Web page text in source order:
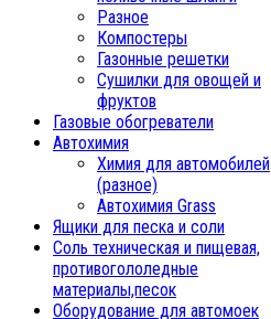
Разное
Компостеры
Газонные решетки
Сушилки для овощей и
фруктов
Газовые обогреватели
Автохимия
Химия для автомобилей
(разное)
Автохимия Grass
Ящики для песка и соли
Соль техническая и пищевая,
противогололедные
материалы,песок
Oборудование для автомоек